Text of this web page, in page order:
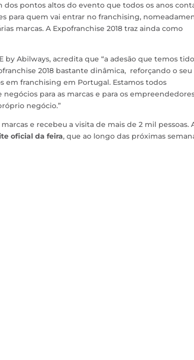
dos pontos altos do evento que todos os anos
para quem vai entrar no franchising,
marcas. A Expofranchise 2018 traz ainda como
by Abilways, acredita que “a adesão que temos
2018 bastante dinâmica, reforçando o seu
franchising em Portugal. Estamos todos
para as marcas e para os
negócio.”
e recebeu a visita de mais de 2 mil pessoas.
oficial da feira, que ao longo das próximas